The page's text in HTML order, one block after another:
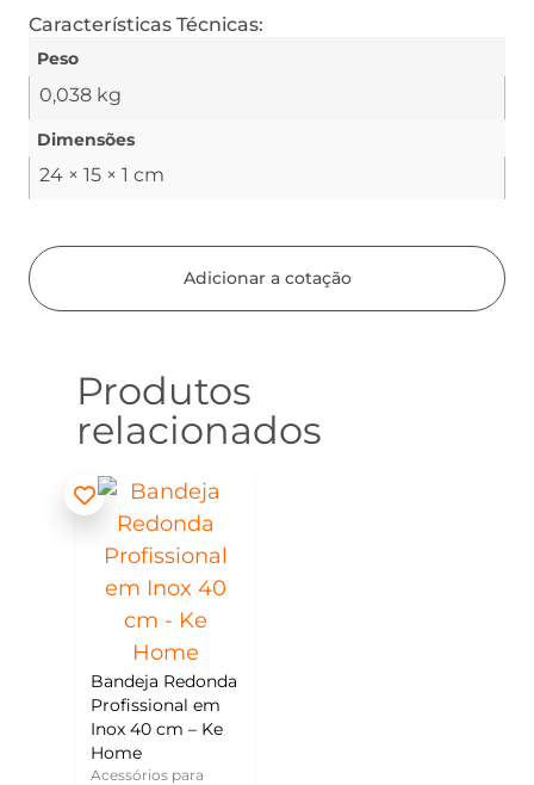
Características Técnicas:
Peso
0,038 kg
Dimensões
24 × 15 × 1 cm
Adicionar a cotação
Produtos
relacionados
Bandeja Redonda
Profissional em
Inox 40 cm – Ke
Home
Acessórios para